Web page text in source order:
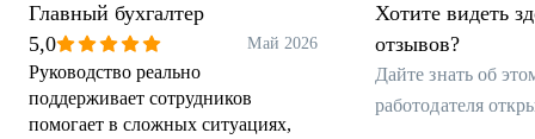
Главный бухгалтер
5,0
Май 2026
Руководство реально
поддерживает сотрудников
помогает в сложных ситуациях,
Хотите видеть
отзывов?
Дайте знать об
работодателя